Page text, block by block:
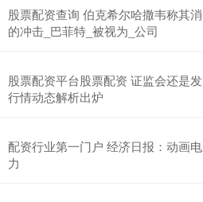
股票配资查询 伯克希尔哈撒韦称其
的冲击_巴菲特_被视为_公司
股票配资平台股票配资 证监会还是
行情动态解析出炉
配资行业第一门户 经济日报：动画
力